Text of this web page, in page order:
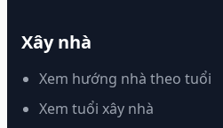
Xây nhà
Xem hướng nhà theo tuổi
Xem tuổi xây nhà